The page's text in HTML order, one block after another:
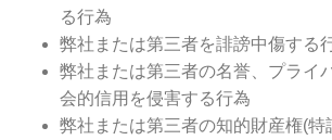
る行為
弊社または第三者を誹謗中傷する
弊社または第三者の名誉、プライ
会的信用を侵害する行為
弊社または第三者の知的財産権(特